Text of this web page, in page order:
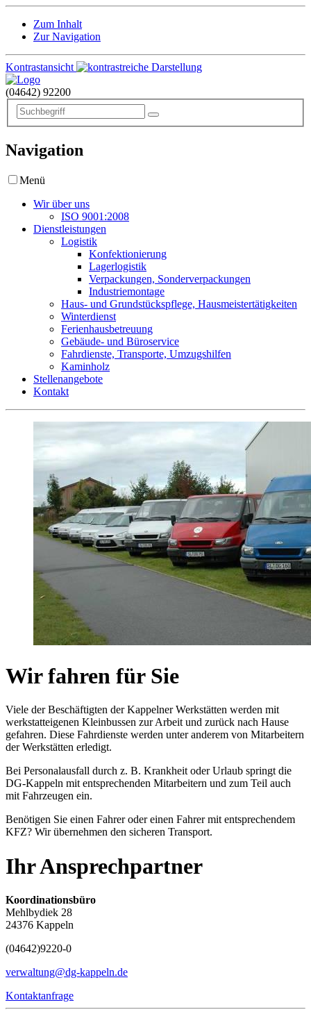
Zum Inhalt
Zur Navigation
Kontrastansicht
(04642) 92200
Navigation
Menü
Wir über uns
ISO 9001:2008
Dienstleistungen
Logistik
Konfektionierung
Lagerlogistik
Verpackungen, Sonderverpackungen
Industriemontage
Haus- und Grundstückspflege, Hausmeistertätigkeiten
Winterdienst
Ferienhausbetreuung
Gebäude- und Büroservice
Fahrdienste, Transporte, Umzugshilfen
Kaminholz
Stellenangebote
Kontakt
Wir fahren für Sie
Viele der Beschäftigten der Kappelner Werkstätten werden mit
werkstatteigenen Kleinbussen zur Arbeit und zurück nach Hause
gefahren. Diese Fahrdienste werden unter anderem von Mitarbeitern
der Werkstätten erledigt.
Bei Personalausfall durch z. B. Krankheit oder Urlaub springt die
DG-Kappeln mit entsprechenden Mitarbeitern und zum Teil auch
mit Fahrzeugen ein.
Benötigen Sie einen Fahrer oder einen Fahrer mit entsprechendem
KFZ? Wir übernehmen den sicheren Transport.
Ihr Ansprechpartner
Koordinationsbüro
Mehlbydiek 28
24376 Kappeln
(04642)9220-0
verwaltung@dg-kappeln.de
Kontaktanfrage